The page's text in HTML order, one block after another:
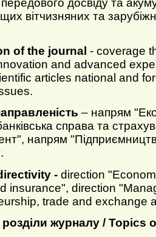
вітчизняних та
of the journal - coverage
and advanced
articles national and
– напрям
справа та
напрям
- direction
insurance", direction
trade and exchange
розділи журналу / Topics